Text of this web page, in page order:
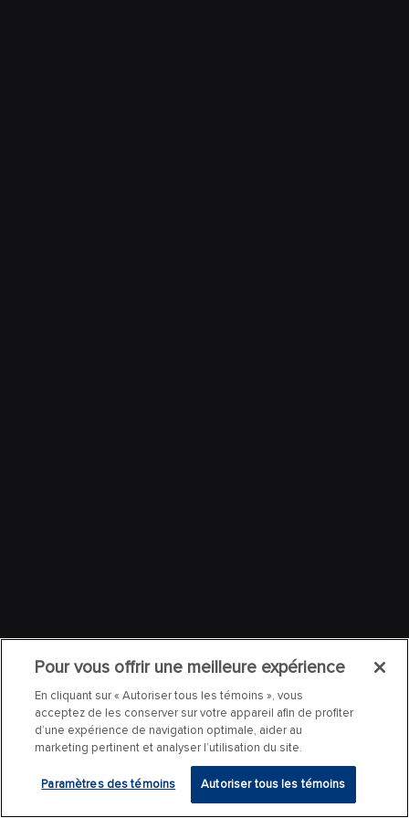
Pour vous offrir une meilleure expérience
En cliquant sur « Autoriser tous les témoins », vous
acceptez de les conserver sur votre appareil afin de profiter
d’une expérience de navigation optimale, aider au
marketing pertinent et analyser l’utilisation du site.
Paramètres des témoins Autoriser tous les témoins